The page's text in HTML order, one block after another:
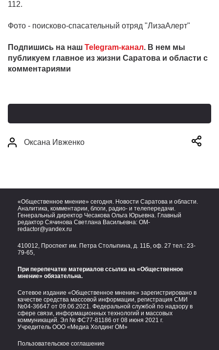
112.
Фото - поисково-спасательный отряд "ЛизаАлерт"
Подпишись на наш Telegram-канал. В нем мы
публикуем главное из жизни Саратова и области с
комментариями
Оксана Ивженко
«Общественное мнение» сегодня. Новости Саратова и области.
Аналитика, комментарии, блоги, радио- и телепередачи.
Генеральный директор Чесакова Ольга Юрьевна. Главный
редактор Сячинова Светлана Васильевна: OM-
redactor@yandex.ru
410012, Проспект им. Петра Столыпина, д. 11Б, оф. 27 тел.: 23-
79-65,
При перепечатке материалов ссылка на «Общественное
мнение» обязательна.
Сетевое издание «Общественное мнение» зарегистрировано в
качестве средства массовой информации, регистрация СМИ
№04-36647 от 09.06.2021. Федеральной службой по надзору в
сфере связи, информационных технологий и массовых
коммуникаций. Эл № ФС77-81186 от 08 июня 2021 г.
Учредитель ООО «Медиа Холдинг ОМ»
Пользовательское соглашение